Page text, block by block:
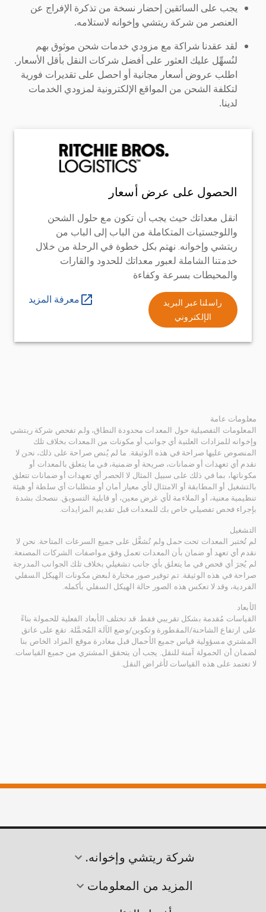
يجب على السائقين إحضار نسخة من تذكرة الإفراج عن
العنصر من شركة ريتشي وإخوانه لاستلامه.
لقد عقدنا شراكة مع مزودي خدمات شحن موثوق بهم
لنُسهِّل عليك العثور على أفضل شركات النقل بأقل الأسعار.
اطلب عروض أسعار مجانية أو احصل على تقديرات فورية
لتكلفة الشحن من المواقع الإلكترونية لمزودي الخدمات
لدينا.
الحصول على عرض أسعار
انقل معداتك حيث يجب أن تكون مع حلول الشحن
واللوجستيات المتكاملة من الباب إلى الباب من
ريتشي وإخوانه. نهتم بكل خطوة في الرحلة من خلال
خدمتنا الشاملة لعبور معداتك للحدود والقارات
والمحيطات بسرعة وكفاءة
راسلنا عبر البريد
الإلكتروني
معرفة المزيد
معلومات عامة
المعلومات التفصيلية حول المعدات محدودة النطاق، ولم تفحص شركة ريتشي
وإخوانه للمزادات العلنية أي جوانب أو مكونات من المعدات بخلاف تلك
المنصوص عليها صراحة في هذه الوثيقة. ما لم يُنص صراحة على ذلك، نحن لا
نقدم أي تعهدات أو ضمانات، صريحة أو ضمنية، في ما يتعلق بالمعدات أو
مكوناتها، بما في ذلك على سبيل المثال لا الحصر أي تعهدات أو ضمانات تتعلق
بالتشغيل أو المطابقة أو الامتثال لأي معيار أمان أو متطلبات أي سلطة أو هيئة
تنظيمية معنية، أو الملاءمة لأي غرض معين، أو قابلية التسويق. ننصحك بشدة
بإجراء فحص تفصيلي خاص بك للمعدات قبل تقديم المزايدات.
التشغيل
لم تُختبر المعدات تحت حمل ولم تُشغَّل على جميع السرعات المتاحة. نحن لا
نقدم أي تعهد أو ضمان بأن المعدات تعمل وفق مواصفات الشركات المصنعة.
لم يُجرَ أي فحص في ما يتعلق بأي جانب تشغيلي بخلاف تلك الجوانب المدرجة
صراحة في هذه الوثيقة. تم توفير صور مختارة لبعض مكونات الهيكل السفلي
الفردية، وقد لا تعكس هذه الصور حالة الهيكل السفلي بأكمله.
الأبعاد
القياسات مُقدمة بشكل تقريبي فقط. قد تختلف الأبعاد الفعلية للحمولة بناءً
على ارتفاع الشاحنة/المقطورة وتكوين/وضع الآلة المُحمَّلة. تقع على عاتق
المشتري مسؤولية قياس جميع الأحمال قبل مغادرة موقع المزاد الخاص بنا
لضمان أن الحمولة آمنة للنقل. يجب أن يتحقق المشتري من جميع القياسات.
لا تعتمد على هذه القياسات لأغراض النقل.
شركة ريتشي وإخوانه.
المزيد من المعلومات